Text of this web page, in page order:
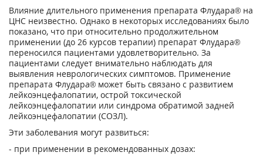
Влияние длительного применения препарата Флудара® на
ЦНС неизвестно. Однако в некоторых исследованиях было
показано, что при относительно продолжительном
применении (до 26 курсов терапии) препарат Флудара®
переносился пациентами удовлетворительно. За
пациентами следует внимательно наблюдать для
выявления неврологических симптомов. Применение
препарата Флудара® может быть связано с развитием
лейкоэнцефалопатии, острой токсической
лейкоэнцефалопатии или синдрома обратимой задней
лейкоэнцефалопатии (СОЗЛ).
Эти заболевания могут развиться:
- при применении в рекомендованных дозах: